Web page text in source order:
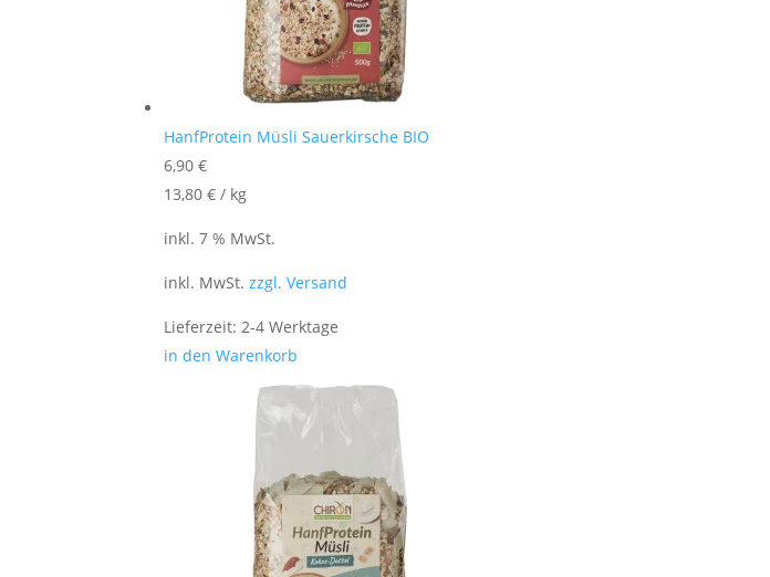
HanfProtein Müsli Sauerkirsche BIO
6,90€
13,80€ / kg
inkl. 7 % MwSt.
inkl. MwSt.zzgl. Versand
Lieferzeit:2-4 Werktage
in den Warenkorb